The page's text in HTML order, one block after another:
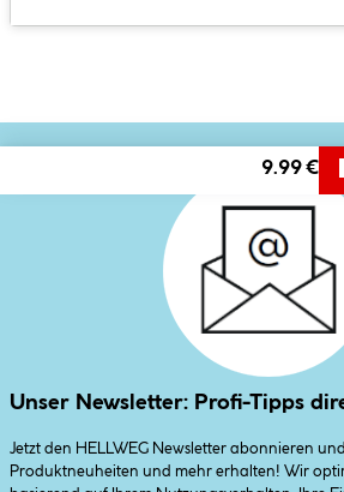
9.99 €
Unser Newsletter: Profi-Tipps
Jetzt den HELLWEG Newsletter abonnieren
Produktneuheiten und mehr erhalten! Wir